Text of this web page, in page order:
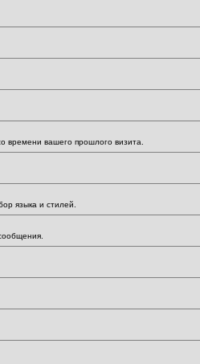
времени вашего прошлого визита.
языка и стилей.